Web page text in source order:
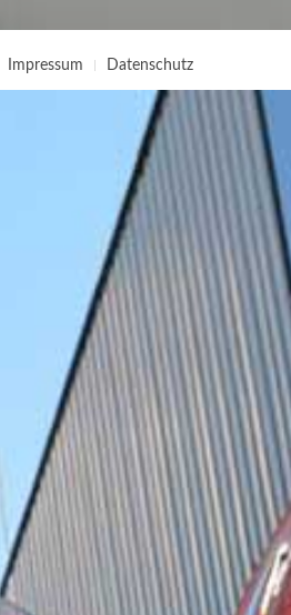
Impressum Datenschutz